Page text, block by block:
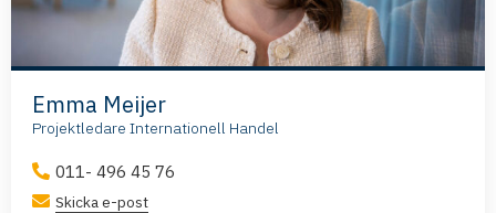
Emma Meijer
Projektledare Internationell Handel
011- 496 45 76
Skicka e-post